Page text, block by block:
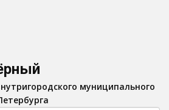
A A
муниципального